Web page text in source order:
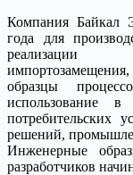
Компания Байкал
года для
образцы
использование
потребительских
решений,
Инженерные
разработчиков